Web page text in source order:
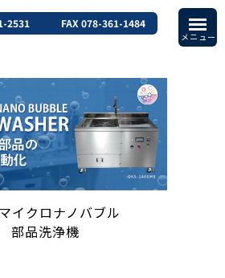
2531 FAX 078-361-1484
イクロナノバブル
部品洗浄機